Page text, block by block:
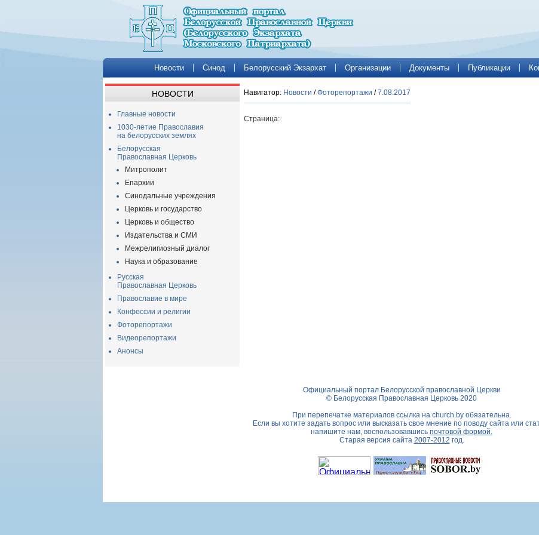
Новости Синод Белорусский Экзархат Организации Документы Публикации
НОВОСТИ
Главные новости
1030-летие Православия
на белорусских землях
Белорусская
Православная Церковь
Митрополит
Епархии
Синодальные учреждения
Церковь и государство
Церковь и общество
Издательства и СМИ
Межрелигиозный диалог
Наука и образование
Русская
Православная Церковь
Православие в мире
Конфессии и религии
Фоторепортажи
Видеорепортажи
Анонсы
Навигатор: Новости /Фоторепортажи /7.08.2017
Страница:
Официальный портал Белорусской православной Церкви
© Белорусская Православная Церковь 2020
При перепечатке материалов ссылка на church.byобязательна.
Если вы хотите задать вопрос или высказать свое мнение по поводу сайта или
напишите нам, воспользовавшись почтовой формой.
Старая версия сайта 2007-2012 год.